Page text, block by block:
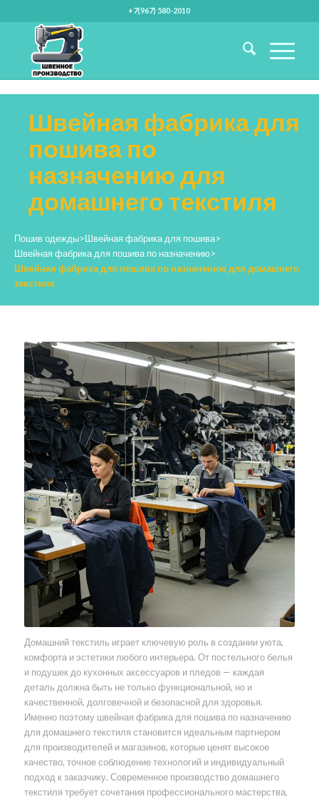
+7(967) 580-2010
Швейная фабрика для
пошива по
назначению для
домашнего текстиля
Пошив одежды>Швейная фабрика для пошива>
Швейная фабрика для пошива по назначению>
Швейная фабрика для пошива по назначению для домашнего
текстиля
Домашний текстиль играет ключевую роль в создании уюта,
комфорта и эстетики любого интерьера. От постельного белья
и подушек до кухонных аксессуаров и пледов — каждая
деталь должна быть не только функциональной, но и
качественной, долговечной и безопасной для здоровья.
Именно поэтому швейная фабрика для пошива по назначению
для домашнего текстиля становится идеальным партнером
для производителей и магазинов, которые ценят высокое
качество, точное соблюдение технологий и индивидуальный
подход к заказчику. Современное производство домашнего
текстиля требует сочетания профессионального мастерства,